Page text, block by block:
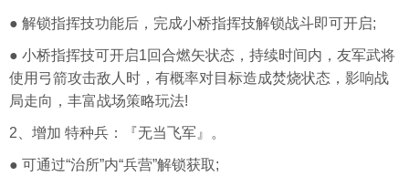
● 解锁指挥技功能后，完成小桥指挥技解锁战斗即可开启;
● 小桥指挥技可开启1回合燃矢状态，持续时间内，友军武将
使用弓箭攻击敌人时，有概率对目标造成焚烧状态，影响战
局走向，丰富战场策略玩法!
2、增加 特种兵：『无当飞军』。
● 可通过“治所”内“兵营”解锁获取;